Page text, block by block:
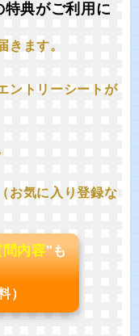
典がご利用に
きます。
ントリーシートが
お気に入り登録な
内容"も
）